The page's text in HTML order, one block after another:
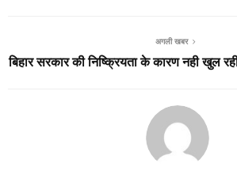
अगली खबर
बिहार सरकार की निष्क्रियता के कारण नही खुल